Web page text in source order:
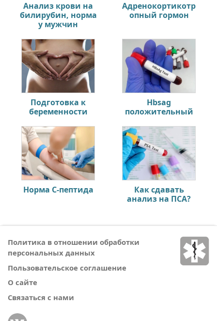
Анализ крови на
билирубин, норма
у мужчин
Адренокортикотр
опный гормон
Подготовка к
беременности
Hbsag
положительный
Норма С-пептида
Как сдавать
анализ на ПСА?
Политика в отношении обработки
персональных данных
Пользовательское соглашение
О сайте
Связаться с нами